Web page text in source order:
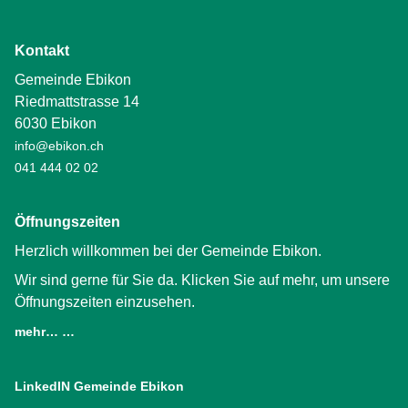
Kontakt
Gemeinde Ebikon
Riedmattstrasse 14
6030 Ebikon
info@ebikon.ch
041 444 02 02
Öffnungszeiten
Herzlich willkommen bei der Gemeinde Ebikon.
Wir sind gerne für Sie da. Klicken Sie auf mehr, um unsere
Öffnungszeiten einzusehen.
mehr… …
LinkedIN Gemeinde Ebikon